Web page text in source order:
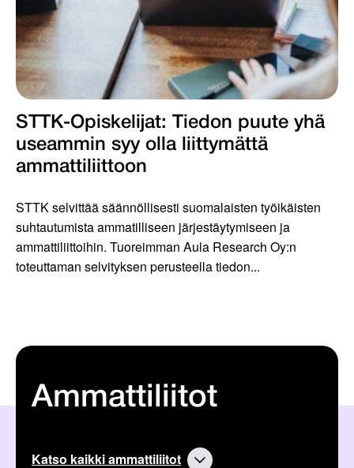
STTK-Opiskelijat: Tiedon puute yhä
useammin syy olla liittymättä
ammattiliittoon
STTK selvittää säännöllisesti suomalaisten työikäisten
suhtautumista ammatilliseen järjestäytymiseen ja
ammattiliittoihin. Tuoreimman Aula Research Oy:n
toteuttaman selvityksen perusteella tiedon...
Ammattiliitot
Katso kaikki ammattiliitot